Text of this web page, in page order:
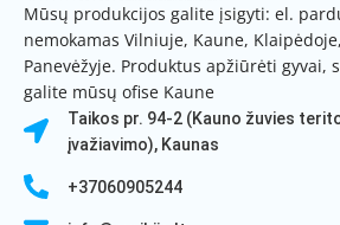
Mūsų produkcijos galite įsigyti: el.
nemokamas Vilniuje, Kaune,
Panevėžyje. Produktus apžiūrėti gyvai,
galite mūsų ofise Kaune
Taikos pr. 94-2 (Kauno žuvies
įvažiavimo), Kaunas
+37060905244